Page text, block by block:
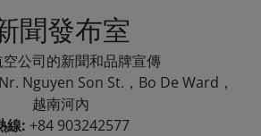
聞發布室
空公司的新聞和品牌宣傳
Nguyen Son St.，Bo De Ward，
越南河內
線: +84 903242577